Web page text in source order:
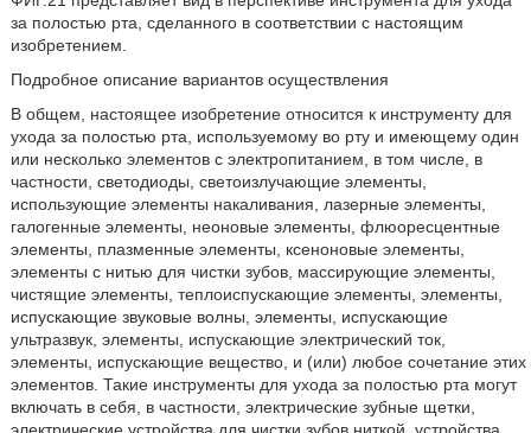
за полостью рта, сделанного в соответствии с настоящим
изобретением.
Подробное описание вариантов осуществления
В общем, настоящее изобретение относится к инструменту для
ухода за полостью рта, используемому во рту и имеющему один
или несколько элементов с электропитанием, в том числе, в
частности, светодиоды, светоизлучающие элементы,
использующие элементы накаливания, лазерные элементы,
галогенные элементы, неоновые элементы, флюоресцентные
элементы, плазменные элементы, ксеноновые элементы,
элементы с нитью для чистки зубов, массирующие элементы,
чистящие элементы, теплоиспускающие элементы, элементы,
испускающие звуковые волны, элементы, испускающие
ультразвук, элементы, испускающие электрический ток,
элементы, испускающие вещество, и (или) любое сочетание этих
элементов. Такие инструменты для ухода за полостью рта могут
включать в себя, в частности, электрические зубные щетки,